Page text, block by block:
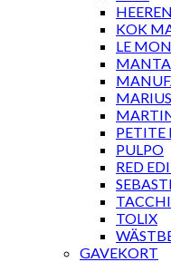
KOK
LE
PETITE
PULPO
RED
TOLIX
GAVEKORT